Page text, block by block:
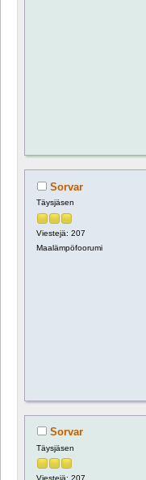
Sorvar
Täysjäsen
Viestejä: 207
Maalämpöfoorumi
Sorvar
Täysjäsen